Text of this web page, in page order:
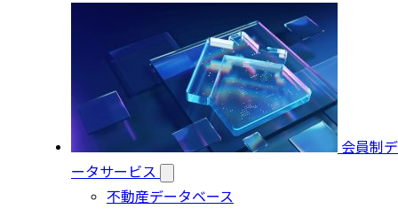
会員制デ
ータサービス
不動産データベース